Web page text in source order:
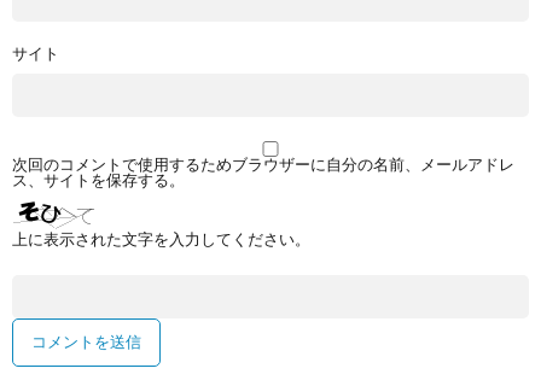
サイト
次回のコメントで使用するためブラウザーに自分の名前、メールアドレ
ス、サイトを保存する。
上に表示された文字を入力してください。